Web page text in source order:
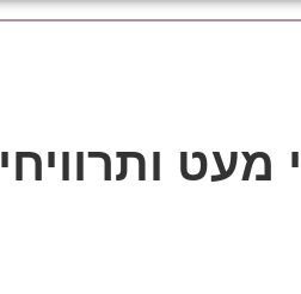
מעט ותרוויחי